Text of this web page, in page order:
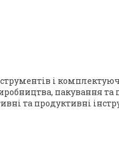
і
пакування та
та продуктивні